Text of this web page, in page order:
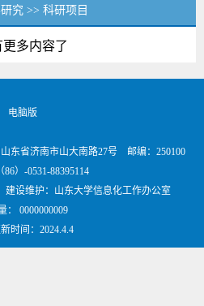
究 >> 科研项目
更多内容了
电脑版
东省济南市山大南路27号 邮编：250100
）-0531-88395114
建设维护：山东大学信息化工作办公室
： 0000000009
时间： 2024.4.4